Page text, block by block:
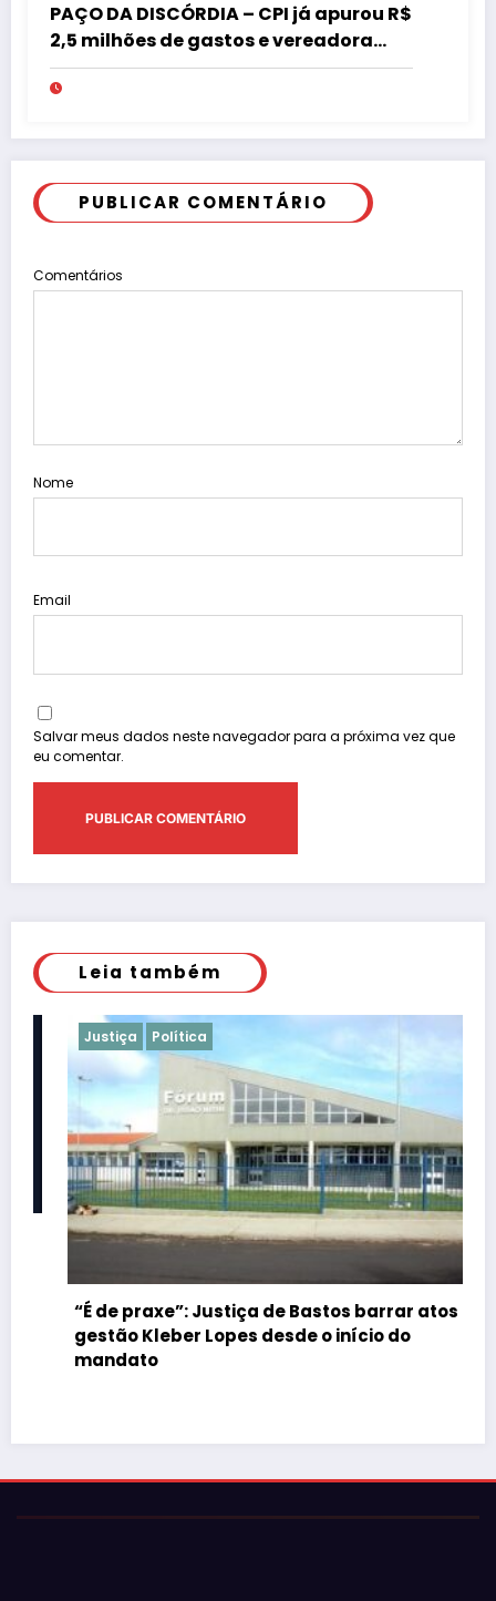
PAÇO DA DISCÓRDIA – CPI já apurou R$
2,5 milhões de gastos e vereadora
pede “acordo” para aprovar R$ 9,5
milhões
PUBLICAR COMENTÁRIO
Comentários
Nome
Email
Salvar meus dados neste navegador para a próxima vez que
eu comentar.
Leia também
Justiça Política
“É de praxe”: Justiça de Bastos barrar atos da
gestão Kleber Lopes desde o início do
mandato